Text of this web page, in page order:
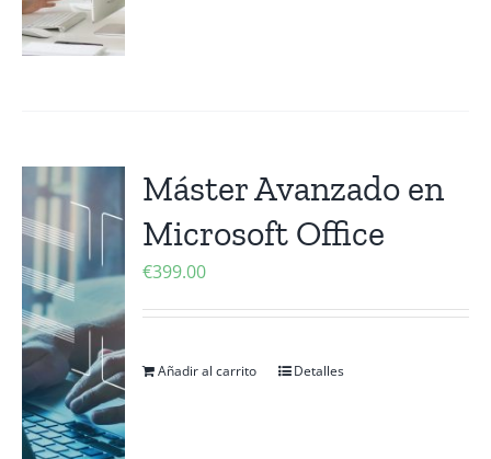
Máster Avanzado en
Microsoft Office
€399.00
Añadir al carrito Detalles